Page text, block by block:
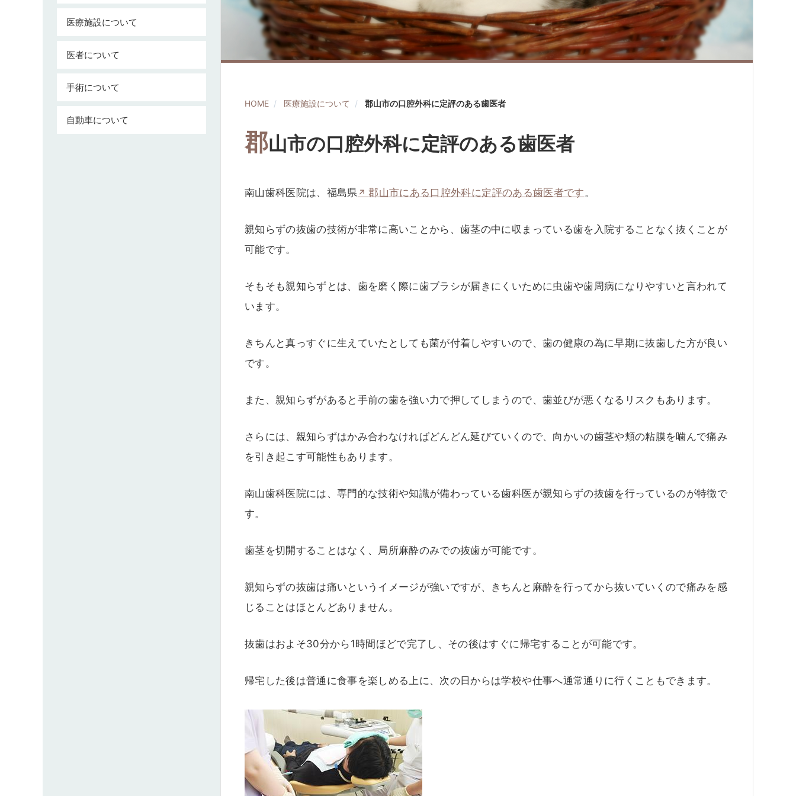
HOME 医療施設について 郡山市の口腔外科に定評のある歯医者
郡山市の口腔外科に定評のある歯医者
南山歯科医院は、福島県 郡山市にある口腔外科に定評のある歯医者です。
親知らずの抜歯の技術が非常に高いことから、歯茎の中に収まっている歯を入院することなく抜くことが
可能です。
そもそも親知らずとは、歯を磨く際に歯ブラシが届きにくいために虫歯や歯周病になりやすいと言われて
います。
きちんと真っすぐに生えていたとしても菌が付着しやすいので、歯の健康の為に早期に抜歯した方が良い
です。
また、親知らずがあると手前の歯を強い力で押してしまうので、歯並びが悪くなるリスクもあります。
さらには、親知らずはかみ合わなければどんどん延びていくので、向かいの歯茎や頬の粘膜を噛んで痛み
を引き起こす可能性もあります。
南山歯科医院には、専門的な技術や知識が備わっている歯科医が親知らずの抜歯を行っているのが特徴で
す。
歯茎を切開することはなく、局所麻酔のみでの抜歯が可能です。
親知らずの抜歯は痛いというイメージが強いですが、きちんと麻酔を行ってから抜いていくので痛みを感
じることはほとんどありません。
抜歯はおよそ30分から1時間ほどで完了し、その後はすぐに帰宅することが可能です。
帰宅した後は普通に食事を楽しめる上に、次の日からは学校や仕事へ通常通りに行くこともできます。
医療施設について
医者について
手術について
自動車について